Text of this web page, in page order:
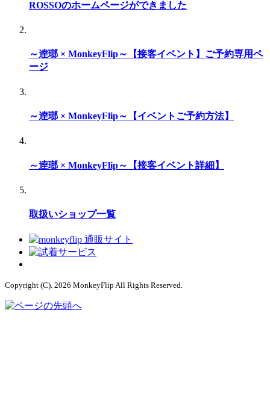
ROSSOのホームページができました
～逹瑯 × MonkeyFlip～【接客イベント】ご予約専用ペ
ージ
～逹瑯 × MonkeyFlip～【イベントご予約方法】
～逹瑯 × MonkeyFlip～【接客イベント詳細】
取扱いショップ一覧
Copyright (C). 2026 MonkeyFlip All Rights Reserved.